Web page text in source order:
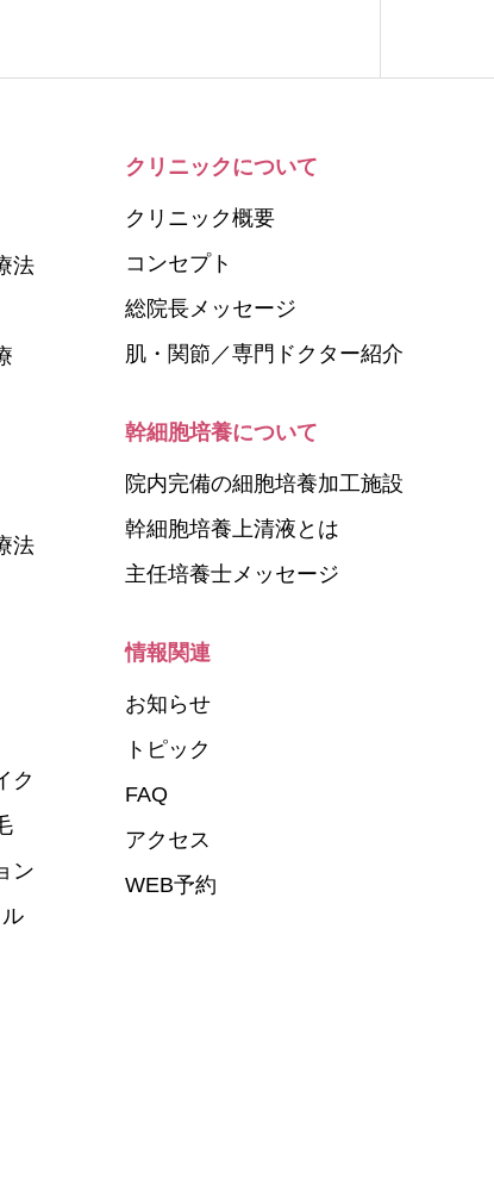
法
法
ク
ン
クリニックについて
クリニック概要
コンセプト
総院長メッセージ
肌・関節／専門ドクター紹介
幹細胞培養について
院内完備の細胞培養加工施設
幹細胞培養上清液とは
主任培養士メッセージ
情報関連
お知らせ
トピック
FAQ
アクセス
WEB予約